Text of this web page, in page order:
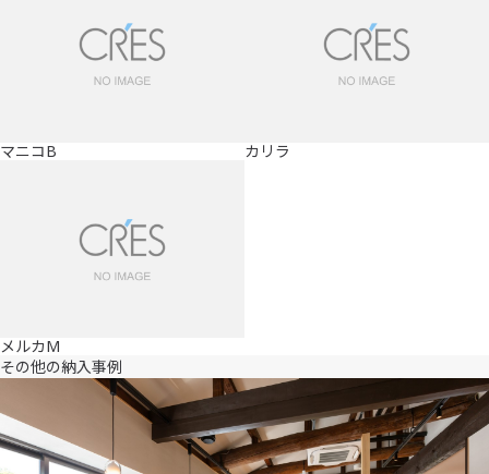
マニコB カリラ
メルカM
その他の納入事例